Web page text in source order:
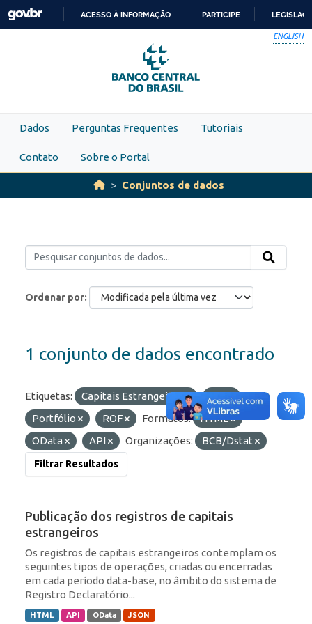
Skip to main content
PARA
O
CONTEÚDO
ACESSO À INFORMAÇÃO PARTICIPE
ENGLISH
Dados Perguntas Frequentes Tutoriais
Contato Sobre o Portal
Conjuntos de dados
Ordenar por
1 conjunto de dados encontrado
Etiquetas: Capitais Estrangeiros
IED
Portfólio
ROF Formatos:
HTML
OData
API Organizações: BCB/Dstat
Filtrar Resultados
Publicação dos registros de capitais
estrangeiros
Os registros de capitais estrangeiros contemplam os
seguintes tipos de operações, criadas ou encerradas
em cada período data-base, no âmbito do sistema de
Registro Declaratório...
HTML API OData JSON